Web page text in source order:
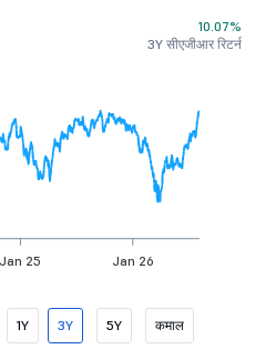
10.07%
3Y सीएजीआर रिटर्न
Jan 25 Jan 26
1Y 3Y 5Y कमाल